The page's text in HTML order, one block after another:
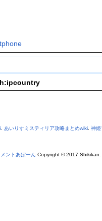
. あいりすミスティリア攻略まとめwiki. 神姫
メントあぼーん Copyright © 2017 Shikikan.